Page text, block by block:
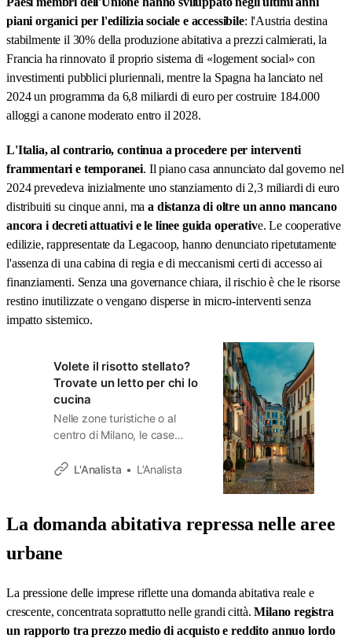
piani organici per l'edilizia sociale e accessibile: l'Austria destina
stabilmente il 30% della produzione abitativa a prezzi calmierati, la
Francia ha rinnovato il proprio sistema di «logement social» con
investimenti pubblici pluriennali, mentre la Spagna ha lanciato nel
2024 un programma da 6,8 miliardi di euro per costruire 184.000
alloggi a canone moderato entro il 2028.
L'Italia, al contrario, continua a procedere per interventi
frammentari e temporanei. Il piano casa annunciato dal governo nel
2024 prevedeva inizialmente uno stanziamento di 2,3 miliardi di euro
distribuiti su cinque anni, maa distanza di oltre un anno mancano
ancora i decreti attuativi e le linee guida operative. Le cooperative
edilizie, rappresentate da Legacoop, hanno denunciato ripetutamente
l'assenza di una cabina di regia e di meccanismi certi di accesso ai
finanziamenti. Senza una governance chiara, il rischio è che le risorse
restino inutilizzate o vengano disperse in micro-interventi senza
impatto sistemico.
Volete il risotto stellato?
Trovate un letto per chi lo
cucina
Nelle zone turistiche o al
centro di Milano, le case
cameriere o un cuoco non
bar e ristoranti restano senza
personale perché nessuno
può permettersi di vivere
L'Analista L’Analista
La domanda abitativa repressa nelle aree
urbane
La pressione delle imprese riflette una domanda abitativa reale e
crescente, concentrata soprattutto nelle grandi città.Milano registra
un rapporto tra prezzo medio di acquisto e reddito annuo lordo